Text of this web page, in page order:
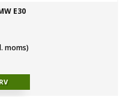
E30
moms)